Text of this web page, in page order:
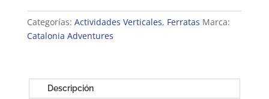
Ferratas
en
Barcelona
Categorías: Actividades Verticales, Ferratas Marca:
Catalonia Adventures
Descripción